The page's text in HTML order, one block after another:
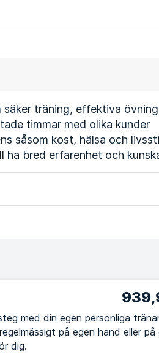
säker träning, effektiva
timmar med olika kunder
såsom kost, hälsa och
ha bred erfarenhet och
med din egen personliga
på egen hand eller på
dig.